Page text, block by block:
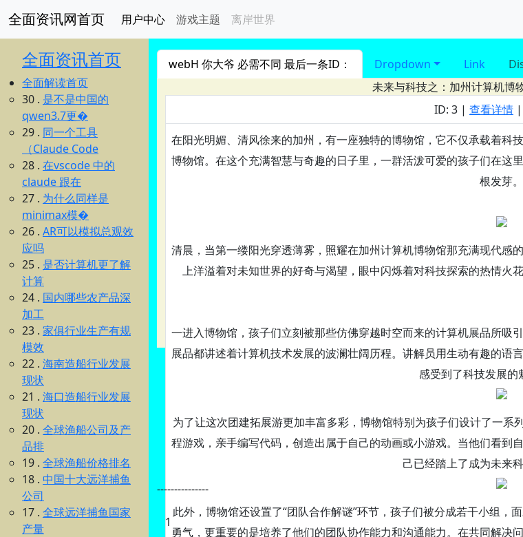
全面资讯网首页 用户中心 游戏主题 离岸世界
全面资讯首页
全面解读首页
30 . 是不是中国的
qwen3.7更�
29 . 同一个工具
（Claude Code
28 . 在vscode 中的
claude 跟在
27 . 为什么同样是
minimax模�
26 . AR可以模拟总观效
应吗
25 . 是否计算机更了解
计算
24 . 国内哪些农产品深
加工
23 . 家俱行业生产有规
模效
22 . 海南造船行业发展
现状
21 . 海口造船行业发展
现状
20 . 全球渔船公司及产
品排
19 . 全球渔船价格排名
18 . 中国十大远洋捕鱼
公司
17 . 全球远洋捕鱼国家
产量
webH 你大爷 必需不同 最后一条ID： Dropdown Link
未来与科技之：加州计算机博
ID: 3 | 查看详情 |
在阳光明媚、清风徐来的加州，有一座独特的博物馆，它不仅承载着
博物馆。在这个充满智慧与奇趣的日子里，一群活泼可爱的孩子们在这
根发芽。
清晨，当第一缕阳光穿透薄雾，照耀在加州计算机博物馆那充满现代感
上洋溢着对未知世界的好奇与渴望，眼中闪烁着对科技探索的热情火
一进入博物馆，孩子们立刻被那些仿佛穿越时空而来的计算机展品所吸
展品都讲述着计算机技术发展的波澜壮阔历程。讲解员用生动有趣的语
感受到了科技发展的
为了让这次团建拓展游更加丰富多彩，博物馆特别为孩子们设计了一系
程游戏，亲手编写代码，创造出属于自己的动画或小游戏。当他们看到
己已经踏上了成为未来
此外，博物馆还设置了“团队合作解谜”环节，孩子们被分成若干小组
勇气，更重要的是培养了他们的团队协作能力和沟通能力。在共同解决
---------------
1